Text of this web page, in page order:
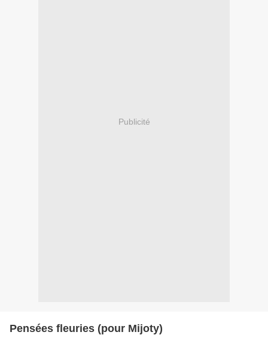
Publicité
Pensées fleuries (pour Mijoty)